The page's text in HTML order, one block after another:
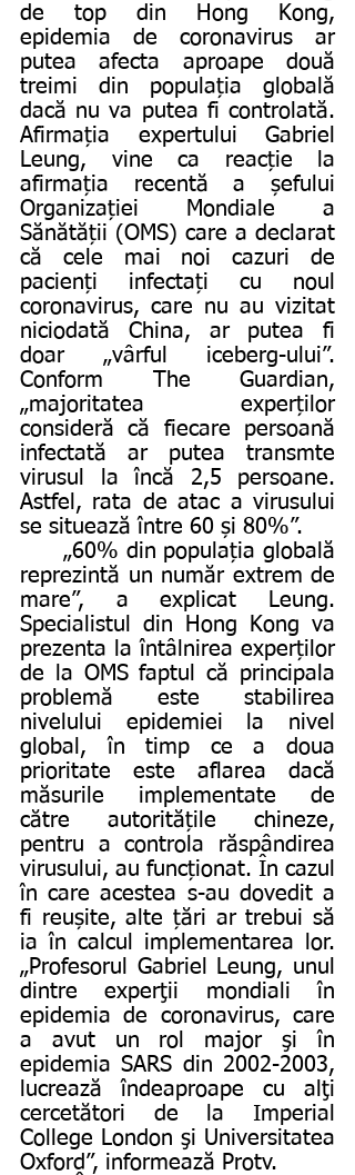
de top din Hong Kong,
epidemia de coronavirus ar
putea afecta aproape două
treimi din populația globală
dacă nu va putea fi controlată.
Afirmația expertului Gabriel
Leung, vine ca reacție la
afirmația recentă a șefului
Organizației Mondiale a
Sănătății (OMS) care a declarat
că cele mai noi cazuri de
pacienți infectați cu noul
coronavirus, care nu au vizitat
niciodată China, ar putea fi
doar „vârful iceberg-ului”.
Conform The Guardian,
„majoritatea experților
consideră că fiecare persoană
infectată ar putea transmte
virusul la încă 2,5 persoane.
Astfel, rata de atac a virusului
se situează între 60 și 80%”.
reprezintă un număr extrem de
mare”, a explicat Leung.
Specialistul din Hong Kong va
prezenta la întâlnirea experților
de la OMS faptul că principala
problemă este stabilirea
nivelului epidemiei la nivel
global, în timp ce a doua
prioritate este aflarea dacă
măsurile implementate de
către autoritățile chineze,
pentru a controla răspândirea
virusului, au funcționat. În cazul
în care acestea s-au dovedit a
fi reușite, alte țări ar trebui să
ia în calcul implementarea lor.
„Profesorul Gabriel Leung, unul
dintre experţii mondiali în
epidemia de coronavirus, care
a avut un rol major şi în
epidemia SARS din 2002-2003,
lucrează îndeaproape cu alţi
cercetători de la Imperial
College London şi Universitatea
Oxford”, informează Protv.